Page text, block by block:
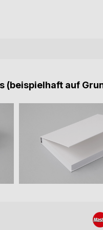
(beispielhaft auf